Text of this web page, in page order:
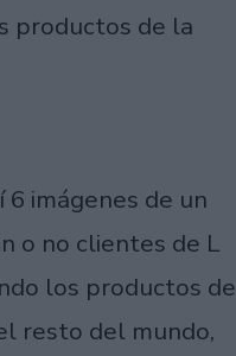
productos de la
imágenes de un
o no clientes de L
los productos de
resto del mundo,